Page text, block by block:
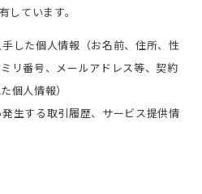
しています。
した個人情報（お名前、住所、性
リ番号、メールアドレス等、契約
個人情報）
生する取引履歴、サービス提供情